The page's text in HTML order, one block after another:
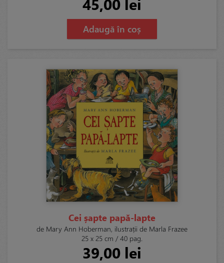
Adaugă în coș
Cei șapte papă-lapte
de Mary Ann Hoberman, ilustrații de Marla Frazee
25 x 25 cm / 40 pag.
39,00 lei